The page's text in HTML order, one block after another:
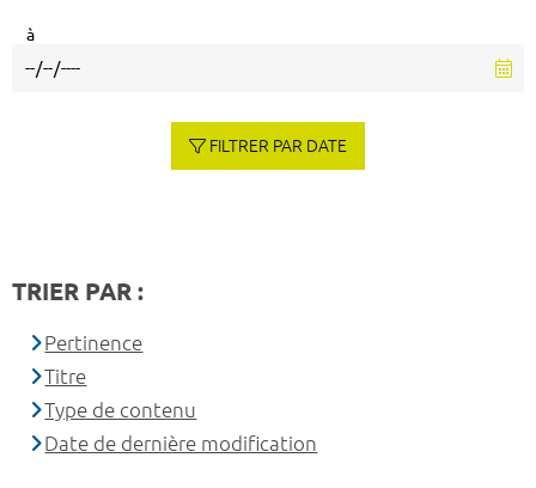
à
FILTRER PAR DATE
TRIER PAR :
Pertinence
Titre
Type de contenu
Date de dernière modification